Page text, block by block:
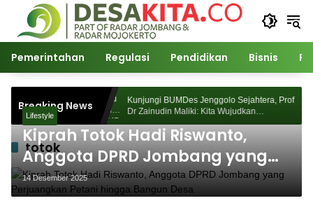
Langsung
konten
Pemerintahan Regulasi Pendidikan Bisnis
Breaking News
Morosunggingan
Akademik
Kunjungi BUMDes Jenggolo Sejahtera, Prof
Dr Zainudin Maliki: Kita Wujudkan
Kemandirian Ekonomi dengan Potensi Desa
totok
Lifestyle
Kiprah Totok Hadi Riswanto,
Anggota DPRD Jombang yang
Perjuangkan Petani hingga
Bangun Desa
14 Desember 2025